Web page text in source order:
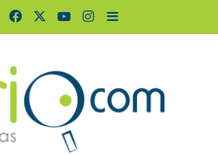
FacebookYouTubeInstagram
Barra lateral